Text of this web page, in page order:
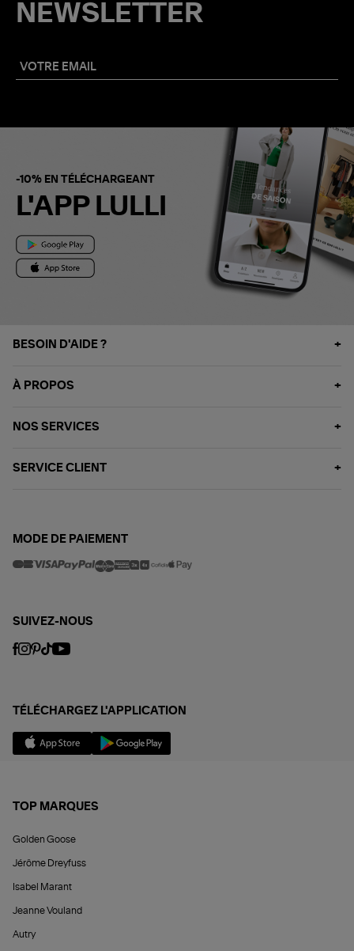
NEWSLETTER
-10% EN TÉLÉCHARGEANT
L'APP LULLI
BESOIN D'AIDE ?
À PROPOS
NOS SERVICES
SERVICE CLIENT
MODE DE PAIEMENT
SUIVEZ-NOUS
TÉLÉCHARGEZ L'APPLICATION
TOP MARQUES
Golden Goose
Jérôme Dreyfuss
Isabel Marant
Jeanne Vouland
Autry